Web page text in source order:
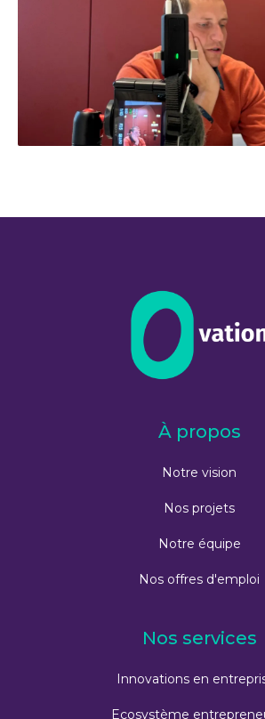
À propos
Notre vision
Nos projets
Notre équipe
Nos offres d'emploi
Nos services
Innovations en
Ecosystème